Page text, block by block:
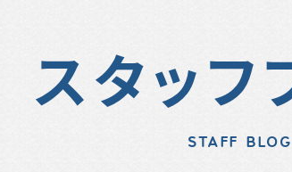
スタッフ
STAFF BLOG